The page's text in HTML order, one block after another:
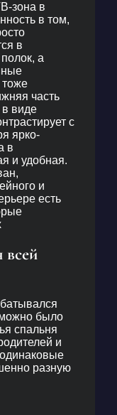
зона в
в том,
в
а
тоже
часть
виде
с
ярко-
в
и удобная.
и
есть
всей
было
спальня
и
разную